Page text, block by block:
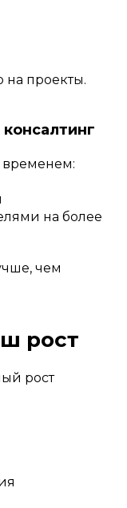
на проекты.
временем:
на более
чем
рост
рост